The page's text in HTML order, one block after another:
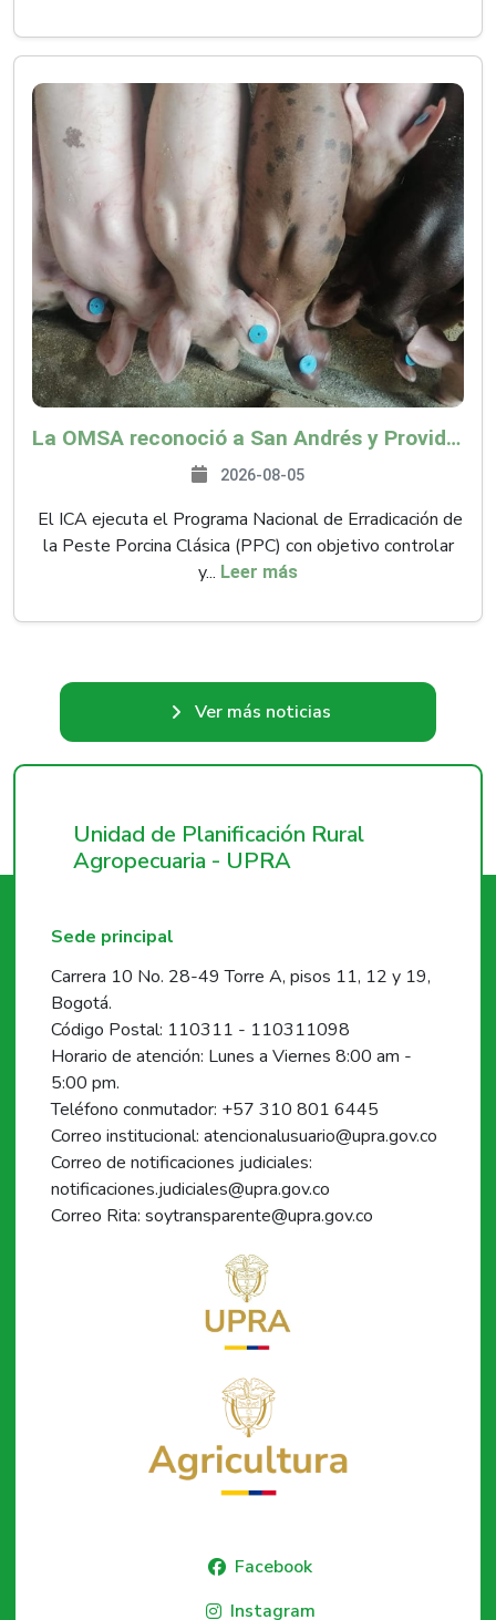
La OMSA reconoció a San Andrés y Providencia como zona libre de Peste Porcina Clásica (PPC)
2026-08-05
El ICA ejecuta el Programa Nacional de Erradicación de
la Peste Porcina Clásica (PPC) con objetivo controlar
y... Leer más
Ver más noticias
Unidad de Planificación Rural
Agropecuaria - UPRA
Sede principal
Carrera 10 No. 28-49 Torre A, pisos 11, 12 y 19,
Bogotá.
Código Postal: 110311 - 110311098
Horario de atención: Lunes a Viernes 8:00 am -
5:00 pm.
Teléfono conmutador: +57 310 801 6445
Correo institucional: atencionalusuario@upra.gov.co
Correo de notificaciones judiciales:
notificaciones.judiciales@upra.gov.co
Correo Rita: soytransparente@upra.gov.co
Facebook
Instagram